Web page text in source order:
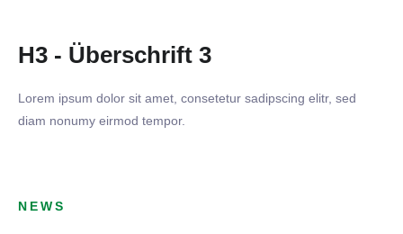
H3 - Überschrift 3
Lorem ipsum dolor sit amet, consetetur sadipscing elitr, sed
diam nonumy eirmod tempor.
NEWS